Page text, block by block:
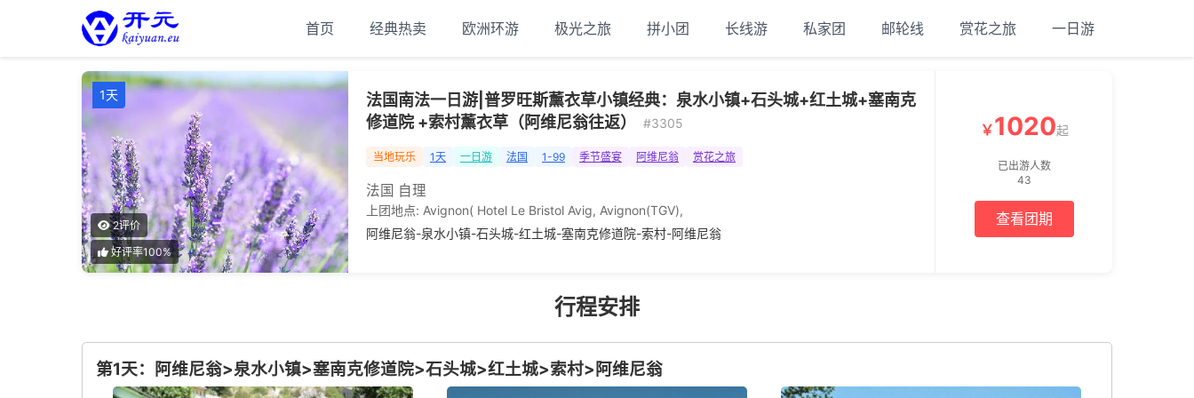
首页 经典热卖 欧洲环游 极光之旅 拼小团 长线游 私家团 邮轮线 赏花之旅 一日游
1天
2评价
好评率100%
法国南法一日游|普罗旺斯薰衣草小镇经典：泉水小镇+石头城+红土城+塞南克
修道院 +索村薰衣草（阿维尼翁往返）
#3305
当地玩乐 1天 一日游 法国 1-99 季节盛宴 阿维尼翁 赏花之旅
法国 自理
上团地点: Avignon( Hotel Le Bristol Avig, Avignon(TGV),
阿维尼翁-泉水小镇-石头城-红土城-塞南克修道院-索村-阿维尼翁
￥1020起
已出游人数
43
查看团期
行程安排
第1天：阿维尼翁>泉水小镇>塞南克修道院>石头城>红土城>索村>阿维尼翁